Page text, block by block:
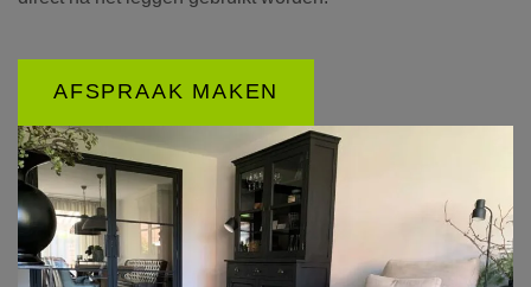
AFSPRAAK MAKEN